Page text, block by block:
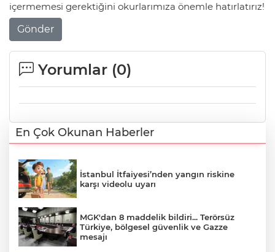
içermemesi gerektiğini okurlarımıza önemle hatırlatırız!
Gönder
Yorumlar (0)
En Çok Okunan Haberler
İstanbul İtfaiyesi’nden yangın riskine
karşı videolu uyarı
MGK'dan 8 maddelik bildiri... Terörsüz
Türkiye, bölgesel güvenlik ve Gazze
mesajı